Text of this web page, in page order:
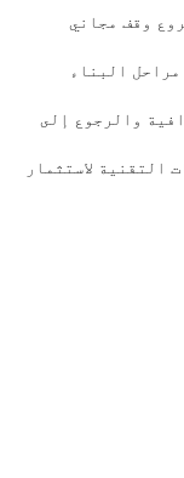
وقف مجاني
البناء
والرجوع إلى
التقنية لاستثمار